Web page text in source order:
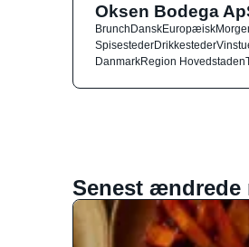
Oksen Bodega
BrunchDanskEuropæisk
SpisestederDrikkesteder
DanmarkRegion Hovedstaden
Senest ændrede